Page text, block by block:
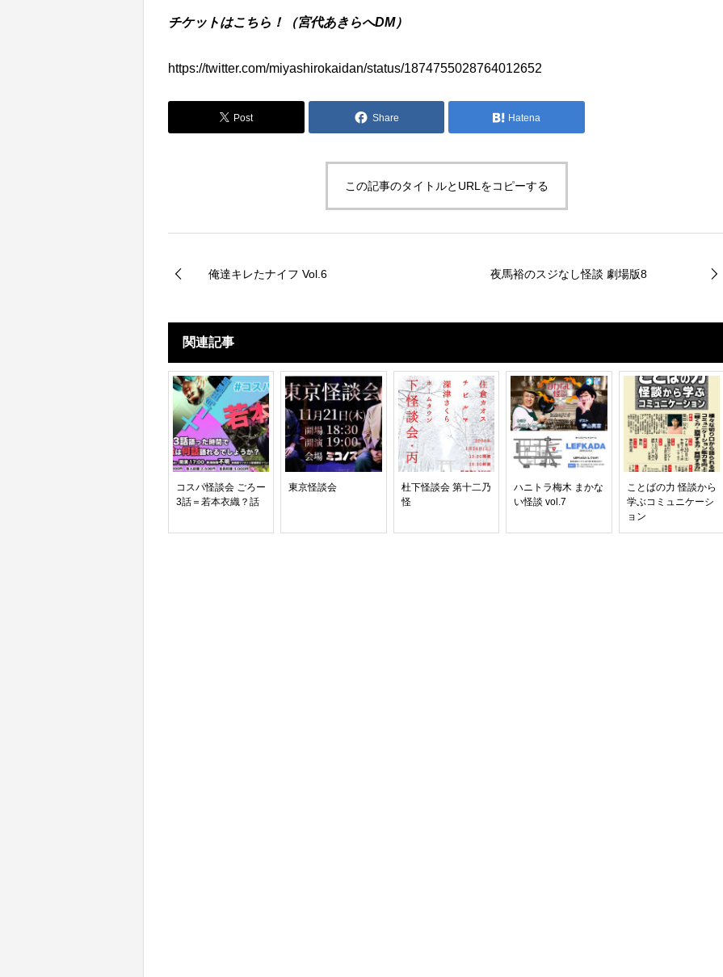
チケットはこちら！（宮代あきらへDM）
https://twitter.com/miyashirokaidan/status/1874755028764012652
Post Share Hatena
この記事のタイトルとURLをコピーする
俺達キレたナイフ Vol.6 夜馬裕のスジなし怪談 劇場版8
関連記事
コスパ怪談会 ごろー
3話＝若本衣織？話
東京怪談会
杜下怪談会 第十二乃
怪
ハニトラ梅木 まかな
い怪談 vol.7
ことばの力 怪談から
学ぶコミュニケーシ
ョン